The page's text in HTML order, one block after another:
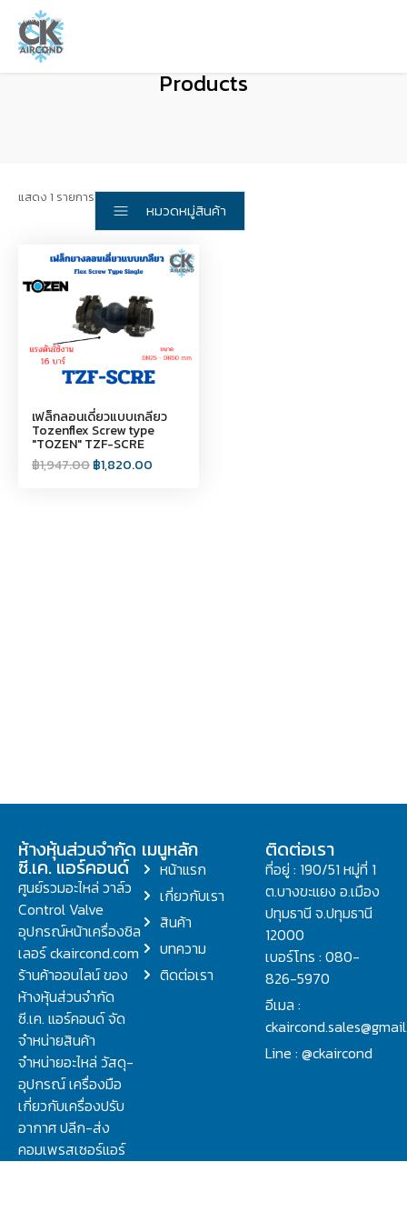
Products
แสดง 1 รายการ
หมวดหมู่สินค้า
เฟล็กลอนเดี่ยวแบบเกลียว
Tozenflex Screw type
"TOZEN" TZF-SCRE
฿1,947.00฿1,820.00
ห้างหุ้นส่วนจำกัด
ซี.เค. แอร์คอนด์
ศูนย์รวมอะไหล่ วาล์ว
Control Valve
อุปกรณ์หน้าเครื่องชิล
เลอร์ ckaircond.com
ร้านค้าออนไลน์ ของ
ห้างหุ้นส่วนจำกัด
ซี.เค. แอร์คอนด์ จัด
จำหน่ายสินค้า
จำหน่ายอะไหล่ วัสดุ-
อุปกรณ์ เครื่องมือ
เกี่ยวกับเครื่องปรับ
อากาศ ปลีก-ส่ง
คอมเพรสเซอร์แอร์
เมนูหลัก
หน้าแรก
เกี่ยวกับเรา
สินค้า
บทความ
ติดต่อเรา
ติดต่อเรา
ที่อยู่ : 190/51 หมู่ที่ 1
ต.บางขะแยง อ.เมือง
ปทุมธานี จ.ปทุมธานี
12000
เบอร์โทร : 080-
826-5970
อีเมล :
Line : @ckaircond